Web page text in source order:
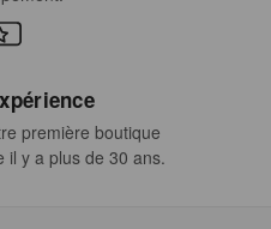
première boutique
il y a plus de 30 ans.